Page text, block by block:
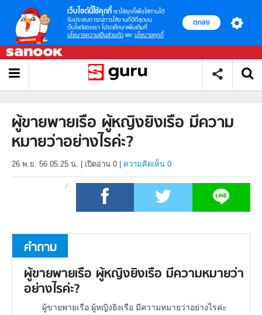
เว็บไซต์นี้ใช้คุกกี้ เราใช้คุกกี้เพื่อให้ท่านได้
รับประสบการณ์การใช้งานที่ดีที่สุดบน
เว็บไซต์ของเรา โปรดศึกษาเพิ่มเติมที่
นโยบายความเป็นส่วนตัว และ นโยบายคุกกี้
ตกลง
ผู้ขายพายเรือ ผู้หญิงยิงเรือ มีความ
หมายว่าอย่างไรค่ะ?
26 พ.ย. 56 05.25 น. เปิดอ่าน 0 ความคิดเห็น 0
คำถาม
ผู้ขายพายเรือ ผู้หญิงยิงเรือ มีความหมายว่า
อย่างไรค่ะ?
ผู้ขายพายเรือ ผู้หญิงยิงเรือ มีความหมายว่าอย่างไรค่ะ